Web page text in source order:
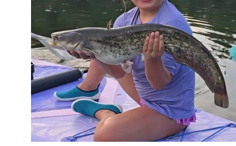
SASHIMI-
EDITIE,
EN
MEER
EXOTISCHE
VANGSTEN!